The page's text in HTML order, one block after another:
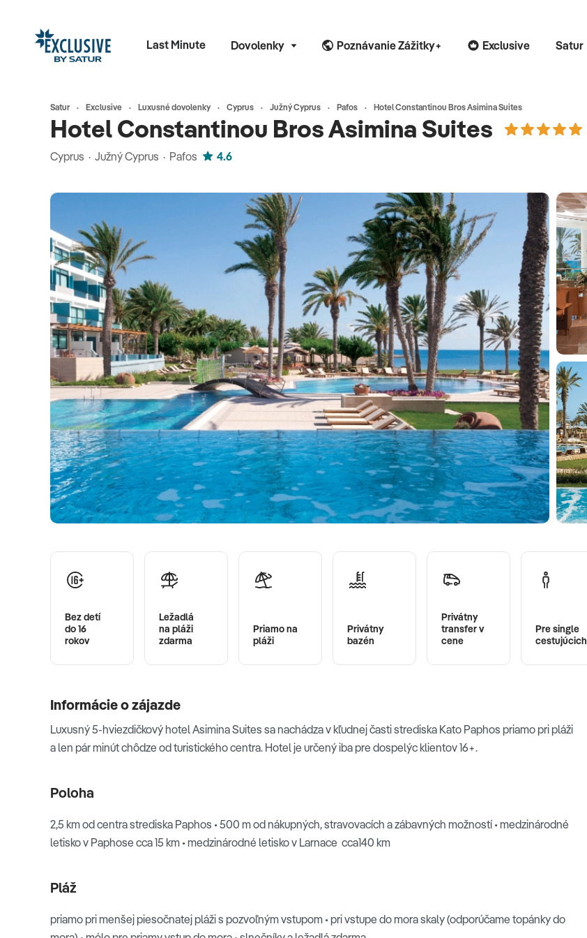
Last Minute Dovolenky Poznávanie Zážitky+ Exclusive Satur
Satur Exclusive Luxusné dovolenky Cyprus Južný Cyprus Pafos Hotel Constantinou Bros Asimina Suites
Hotel Constantinou Bros Asimina Suites
Cyprus · Južný Cyprus · Pafos 4.6
Bez detí
do 16
rokov
Ležadlá
na pláži
zdarma
Priamo na
pláži
Privátny
bazén
Privátny
transfer v
cene
Pre single
cestujúcich
Informácie o zájazde
Luxusný 5-hviezdičkový hotel Asimina Suites sa nachádza v kľudnej časti strediska Kato Paphos priamo pri pláži
a len pár minút chôdze od turistického centra. Hotel je určený iba pre dospelýc klientov 16+.
Poloha
2,5 km od centra strediska Paphos • 500 m od nákupných, stravovacích a zábavných možností • medzinárodné
letisko v Paphose cca 15 km • medzinárodné letisko v Larnace cca140 km
Pláž
priamo pri menšej piesočnatej pláži s pozvoľným vstupom • pri vstupe do mora skaly (odporúčame topánky do